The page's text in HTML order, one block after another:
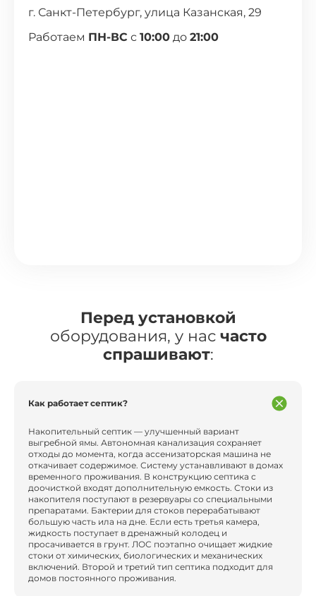
г. Санкт-Петербург, улица Казанская, 29
Работаем ПН-ВС с 10:00 до 21:00
Перед установкой
оборудования, у нас часто
спрашивают:
Как работает септик?
Накопительный септик — улучшенный вариант
выгребной ямы. Автономная канализация сохраняет
отходы до момента, когда ассенизаторская машина не
откачивает содержимое. Систему устанавливают в домах
временного проживания. В конструкцию септика с
доочисткой входят дополнительную емкость. Стоки из
накопителя поступают в резервуары со специальными
препаратами. Бактерии для стоков перерабатывают
большую часть ила на дне. Если есть третья камера,
жидкость поступает в дренажный колодец и
просачивается в грунт. ЛОС поэтапно очищает жидкие
стоки от химических, биологических и механических
включений. Второй и третий тип септика подходит для
домов постоянного проживания.